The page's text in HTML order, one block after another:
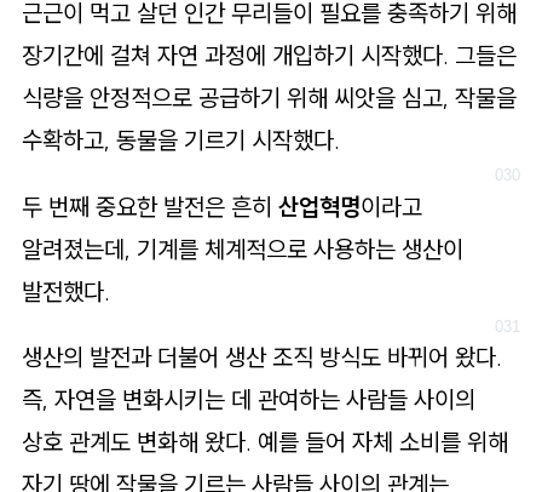
근근이 먹고 살던 인간 무리들이 필요를 충족하기 위해
장기간에 걸쳐 자연 과정에 개입하기 시작했다. 그들은
식량을 안정적으로 공급하기 위해 씨앗을 심고, 작물을
수확하고, 동물을 기르기 시작했다.
두 번째 중요한 발전은 흔히 산업혁명이라고
알려졌는데, 기계를 체계적으로 사용하는 생산이
발전했다.
생산의 발전과 더불어 생산 조직 방식도 바뀌어 왔다.
즉, 자연을 변화시키는 데 관여하는 사람들 사이의
상호 관계도 변화해 왔다. 예를 들어 자체 소비를 위해
자기 땅에 작물을 기르는 사람들 사이의 관계는